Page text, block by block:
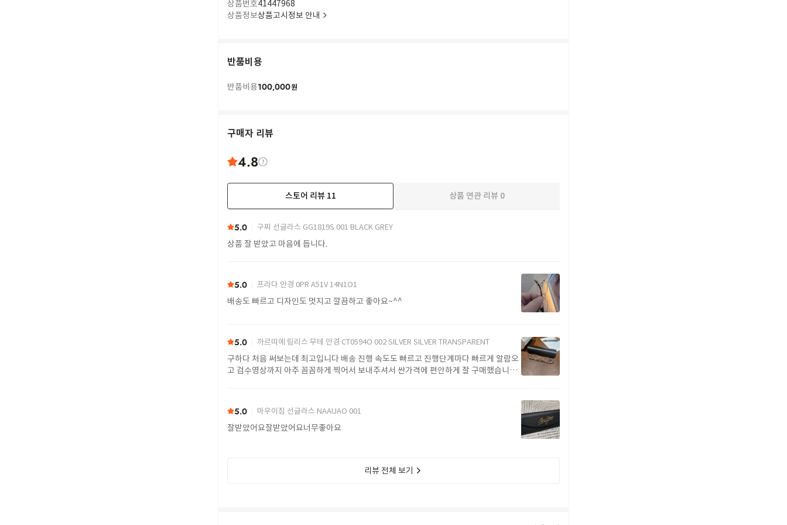
상품번호41447968
상품정보상품고시정보 안내
반품비용
반품비용100,000원
구매자 리뷰
4.8
스토어 리뷰 11 상품 연관 리뷰 0
5.0 구찌 선글라스 GG1819S 001 BLACK GREY
상품 잘 받았고 마음에 듭니다.
5.0 프라다 안경 0PR A51V 14N1O1
배송도 빠르고 디자인도 멋지고 깔끔하고 좋아요~^^
5.0 까르띠에 림리스 무테 안경 CT0594O 002 SILVER SILVER TRANSPARENT
구하다 처음 써보는데 최고입니다 배송 진행 속도도 빠르고 진행단계마다 빠르게 알람오
고 검수영상까지 아주 꼼꼼하게 찍어서 보내주셔서 싼가격에 편안하게 잘 구매했습니다.
5.0 마우이짐 선글라스 NAAUAO 001
잘받았어요잘받았어요너무좋아요
리뷰 전체 보기